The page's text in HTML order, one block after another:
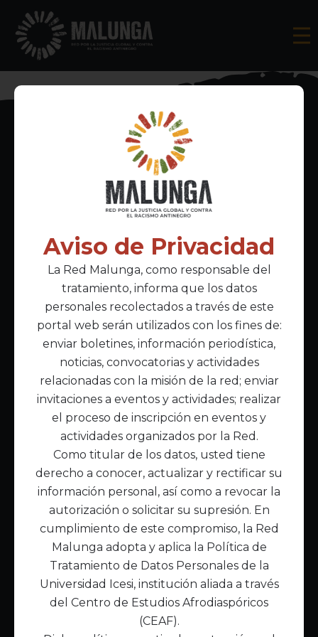
Inscríbete al boletín informativo
Acepto lapolítica de privacidad
Enlaces Principales
Inicio
Acerca de Malunga
Nuestra misión
Quiénes somos
Enlaces de interés
Publicaciones
Noticias
Contáctanos
Política de Tratamiento de Datos
Aviso de Privacidad
La Red Malunga, como responsable del
tratamiento, informa que los datos
personales recolectados a través de este
portal web serán utilizados con los fines de:
enviar boletines, información periodística,
noticias, convocatorias y actividades
relacionadas con la misión de la red; enviar
invitaciones a eventos y actividades; realizar
el proceso de inscripción en eventos y
actividades organizados por la Red.
Como titular de los datos, usted tiene
derecho a conocer, actualizar y rectificar su
información personal, así como a revocar la
autorización o solicitar su supresión. En
cumplimiento de este compromiso, la Red
Malunga adopta y aplica la Política de
Tratamiento de Datos Personales de la
Universidad Icesi, institución aliada a través
del Centro de Estudios Afrodiaspóricos
(CEAF).